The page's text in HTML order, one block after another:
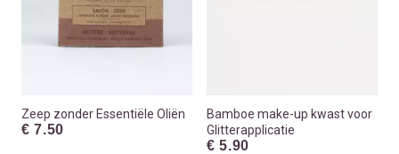
Zeep zonder Essentiële Oliën
€ 7.50
Bamboe make-up kwast voor
Glitterapplicatie
€ 5.90